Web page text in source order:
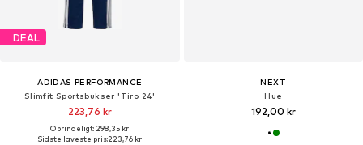
DEAL
ADIDAS PERFORMANCE
Slimfit Sportsbukser 'Tiro 24'
223,76 kr
Oprindeligt: 298,35 kr
Sidste laveste pris:223,76 kr
NEXT
Hue
192,00 kr